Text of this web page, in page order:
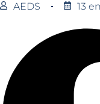
AEDS 13